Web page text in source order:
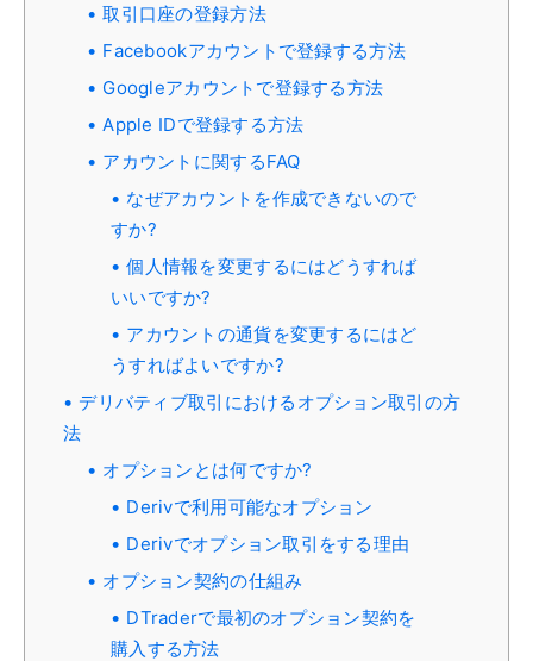
取引口座の登録方法
Facebookアカウントで登録する方法
Googleアカウントで登録する方法
Apple IDで登録する方法
アカウントに関するFAQ
なぜアカウントを作成できないので
すか?
個人情報を変更するにはどうすれば
いいですか?
アカウントの通貨を変更するにはど
うすればよいですか?
デリバティブ取引におけるオプション取引の方
法
オプションとは何ですか?
Derivで利用可能なオプション
Derivでオプション取引をする理由
オプション契約の仕組み
DTraderで最初のオプション契約を
購入する方法